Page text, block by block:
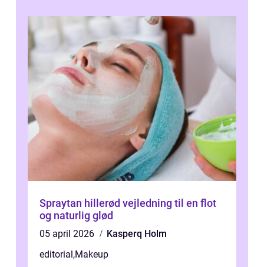
Spraytan hillerød vejledning til en flot
og naturlig glød
05 april 2026
Kasperq Holm
editorial ,Makeup